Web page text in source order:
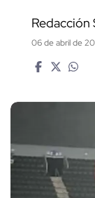
Redacción
06 de abril de